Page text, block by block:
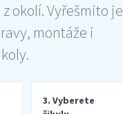
okolí. Vyřešmito je
montáže i
3. Vyberete